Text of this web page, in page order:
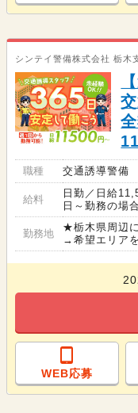
シンテイ警備株式会社 栃木
職種 交通誘導警備
給料
日勤／日給
日～勤務の場
勤務地
★栃木県周辺
→希望エリア
WEB応募